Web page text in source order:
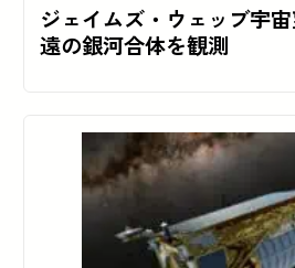
ジェイムズ・ウェッブ宇
遠の銀河合体を観測